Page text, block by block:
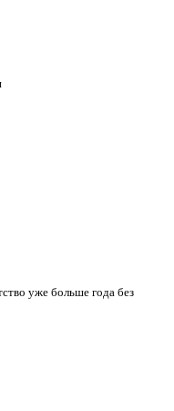
уже больше года без